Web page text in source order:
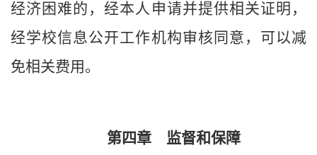
经济困难的，经本人申请并提供相关证明，
经学校信息公开工作机构审核同意，可以减
免相关费用。
第四章 监督和保障